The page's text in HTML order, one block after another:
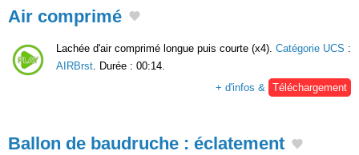
Air comprimé
Lachée d'air comprimé longue puis courte (x4). Catégorie UCS :
AIRBrst. Durée : 00:14.
+ d'infos & Téléchargement
Ballon de baudruche : éclatement